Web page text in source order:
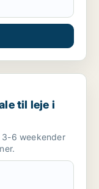
Storkøbenhavn
til leje i
3-6 weekender